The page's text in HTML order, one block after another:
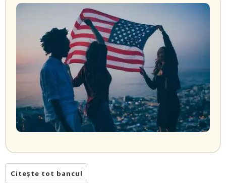
Citește tot bancul